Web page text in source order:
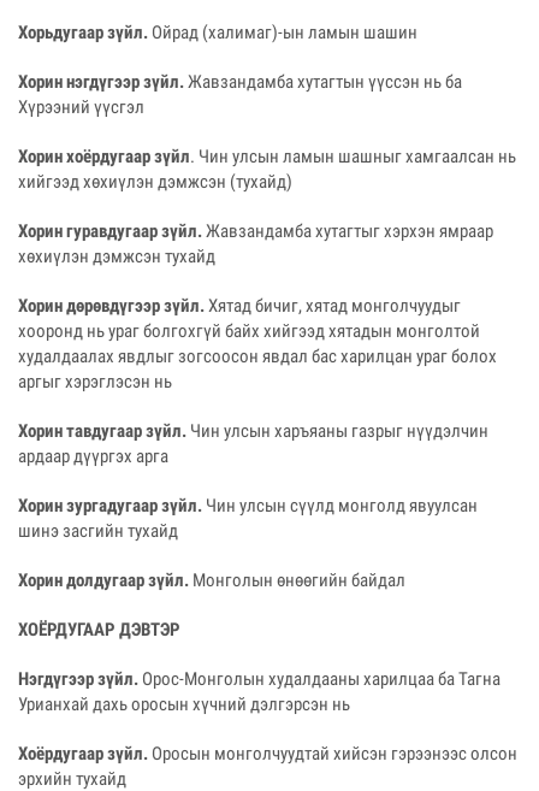
Хорьдугаар зүйл. Ойрад (халимаг)-ын ламын шашин
Хорин нэгдүгээр зүйл.Жавзандамба хутагтын үүссэн нь ба
Хүрээний үүсгэл
Хорин хоёрдугаар зүйл. Чин улсын ламын шашныг хамгаалсан нь
хийгээд хөхиүлэн дэмжсэн (тухайд)
Хорин гуравдугаар зүйл.Жавзандамба хутагтыг хэрхэн ямраар
хөхиүлэн дэмжсэн тухайд
Хорин дөрөвдүгээр зүйл.Хятад бичиг, хятад монголчуудыг
хооронд нь ураг болгохгүй байх хийгээд хятадын монголтой
худалдаалах явдлыг зогсоосон явдал бас харилцан ураг болох
аргыг хэрэглэсэн нь
Хорин тавдугаар зүйл. Чин улсын харъяаны газрыг нүүдэлчин
ардаар дүүргэх арга
Хорин зургадугаар зүйл. Чин улсын сүүлд монголд явуулсан
шинэ засгийн тухайд
Хорин долдугаар зүйл. Монголын өнөөгийн байдал
ХОЁРДУГААР ДЭВТЭР
Нэгдүгээр зүйл. Орос-Монголын худалдааны харилцаа ба Тагна
Урианхай дахь оросын хүчний дэлгэрсэн нь
Хоёрдугаар зүйл. Оросын монголчуудтай хийсэн гэрээнээс олсон
эрхийн тухайд